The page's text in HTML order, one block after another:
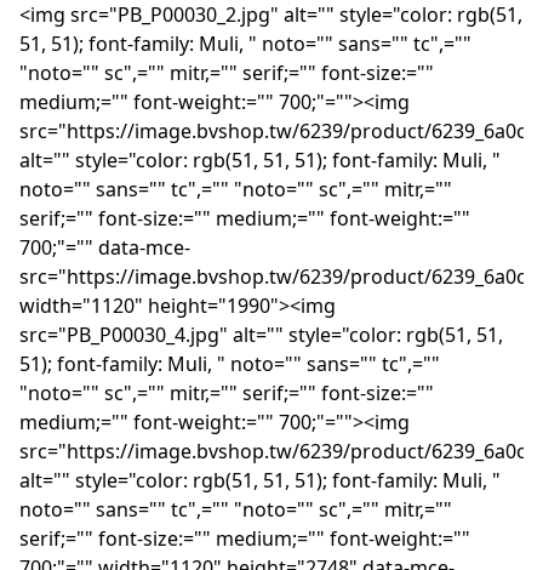
<img src="PB_P00030_2.jpg" alt="" style="color: rgb(51,
51, 51); font-family: Muli, " noto="" sans="" tc",=""
"noto="" sc",="" mitr,="" serif;="" font-size:=""
medium;="" font-weight:="" 700;"=""><img
src="https://image.bvshop.tw/6239/product/
alt="" style="color: rgb(51, 51, 51); font-family: Muli, "
noto="" sans="" tc",="" "noto="" sc",="" mitr,=""
serif;="" font-size:="" medium;="" font-weight:=""
700;"="" data-mce-
src="https://image.bvshop.tw/6239/product/
width="1120" height="1990"><img
src="PB_P00030_4.jpg" alt="" style="color: rgb(51, 51,
51); font-family: Muli, " noto="" sans="" tc",=""
"noto="" sc",="" mitr,="" serif;="" font-size:=""
medium;="" font-weight:="" 700;"=""><img
src="https://image.bvshop.tw/6239/product/
alt="" style="color: rgb(51, 51, 51); font-family: Muli, "
noto="" sans="" tc",="" "noto="" sc",="" mitr,=""
serif;="" font-size:="" medium;="" font-weight:=""